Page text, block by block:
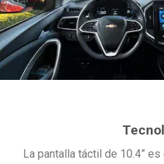
La pantalla táctil de 10.4”